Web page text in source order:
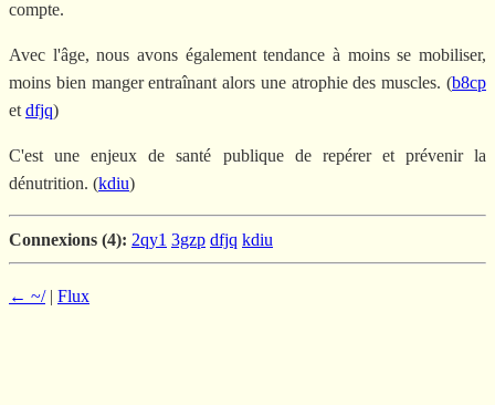
compte.
Avec l'âge, nous avons également tendance à moins se mobiliser,
moins bien manger entraînant alors une atrophie des muscles. (b8cp
et dfjq)
C'est une enjeux de santé publique de repérer et prévenir la
dénutrition. (kdiu)
Connexions (4): 2qy1 3gzp dfjq kdiu
← ~/| Flux